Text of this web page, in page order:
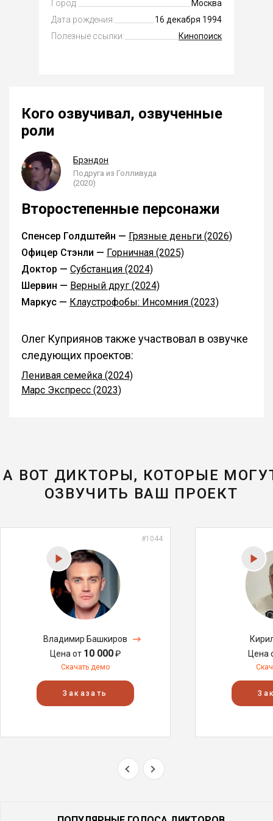
Город:
Москва
Дата рождения:
16 декабря 1994
Полезные ссылки:
Кинопоиск
Кого озвучивал, озвученные
роли
Брэндон
Подруга из Голливуда
(2020)
Второстепенные персонажи
Спенсер Голдштейн — Грязные деньги (2026)
Офицер Стэнли — Горничная (2025)
Доктор — Субстанция (2024)
Шервин — Верный друг (2024)
Маркус — Клаустрофобы: Инсомния (2023)
Олег Куприянов также участвовал в озвучке
следующих проектов:
Ленивая семейка (2024)
Марс Экспресс (2023)
А ВОТ ДИКТОРЫ, КОТОРЫЕ
ОЗВУЧИТЬ ВАШ ПРОЕКТ
#1044
Владимир Башкиров
Цена от 10 000₽
Скачать демо
Заказать
Цена